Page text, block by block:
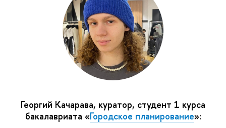
Георгий Качарава, куратор, студент 1 курса
бакалавриата «Городское планирование»: